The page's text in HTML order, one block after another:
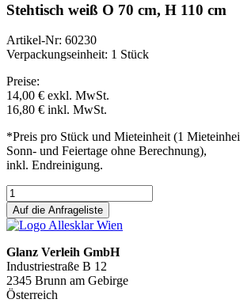
Stehtisch weiß O 70 cm, H 110 cm
Artikel-Nr: 60230
Verpackungseinheit: 1 Stück
Preise:
14,00 € exkl. MwSt.
16,80 € inkl. MwSt.
*Preis pro Stück und Mieteinheit (1
Sonn- und Feiertage ohne Berechnung),
inkl. Endreinigung.
Auf die Anfrageliste
Glanz Verleih GmbH
Industriestraße B 12
2345 Brunn am Gebirge
Österreich